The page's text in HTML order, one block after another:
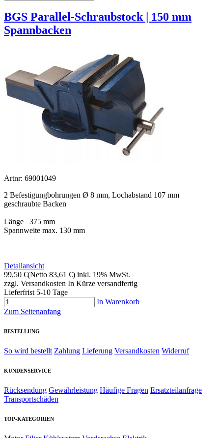
BGS Parallel-Schraubstock | 150 mm
Spannbacken
Artnr: 69001049
2 Befestigungbohrungen Ø 8 mm, Lochabstand 107 mm
geschraubte Backen
Länge
375 mm
Spannweite max. 130 mm
Detailansicht
99,50 €(Netto 83,61 €) inkl. 19% MwSt.
zzgl. Versandkosten In Kürze versandfertig
Lieferfrist 5-10 Tage
In Warenkorb
Zum Seitenanfang
BESTELLUNG
So wird bestellt Zahlung Lieferung Versandkosten Widerruf
KUNDENSERVICE
Rücksendung Gewährleistung Häufige Fragen Ersatzteilanfrage
Transportschäden
TOP-KATEGORIEN